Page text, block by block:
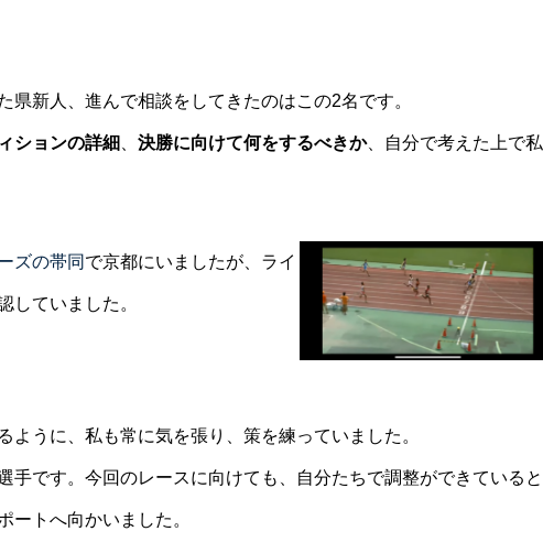
県新人、進んで相談をしてきたのはこの2名です。
ションの詳細 決勝に向けて何をするべきか、自分で考えた上で私
ズの帯同 で京都にいましたが、ライ
していました。
ように、私も常に気を張り、策を練っていました。
手です。今回のレースに向けても、自分たちで調整ができていると
ートへ向かいました。